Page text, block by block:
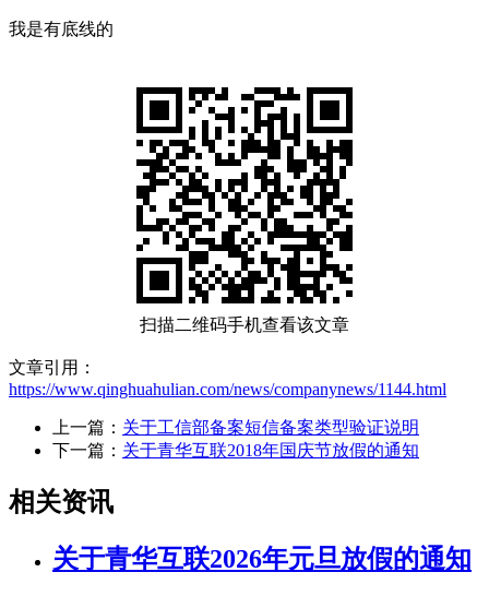
我是有底线的
扫描二维码手机查看该文章
文章引用：
https://www.qinghuahulian.com/news/companynews/1144.html
上一篇： 关于工信部备案短信备案类型验证说明
下一篇： 关于青华互联2018年国庆节放假的通知
相关资讯
关于青华互联2026年元旦放假的通知